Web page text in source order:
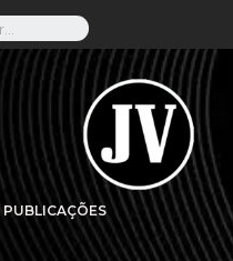
PUBLICAÇÕES